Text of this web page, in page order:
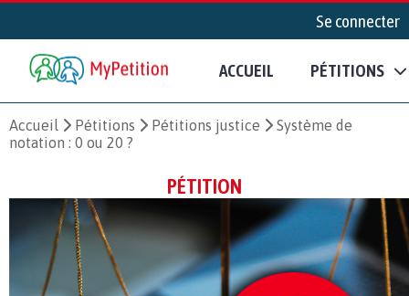
Se connecter
ACCUEIL PÉTITIONS
Accueil Pétitions Pétitions justice
Système de
notation : 0 ou 20 ?
PÉTITION